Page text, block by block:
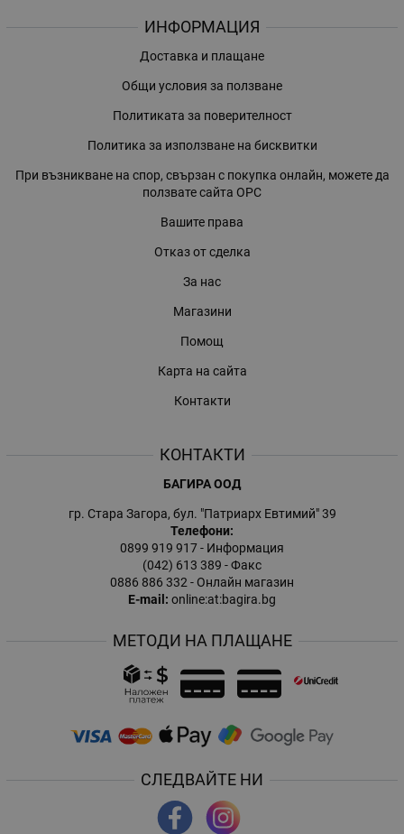
ИНФОРМАЦИЯ
Доставка и плащане
Общи условия за ползване
Политиката за поверителност
Политика за използване на бисквитки
При възникване на спор, свързан с покупка онлайн, можете да
ползвате сайта ОРС
Вашите права
Отказ от сделка
За нас
Магазини
Помощ
Карта на сайта
Контакти
КОНТАКТИ
БАГИРА ООД
гр. Стара Загора, бул. "Патриарх Евтимий" 39
Телефони:
0899 919 917- Информация
(042) 613 389 - Факс
0886 886 332 - Онлайн магазин
E-mail: online:at:bagira.bg
МЕТОДИ НА ПЛАЩАНЕ
СЛЕДВАЙТЕ НИ